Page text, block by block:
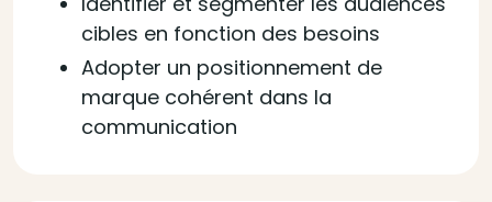
cibles en fonction des besoins
Adopter un positionnement de
marque cohérent dans la
communication